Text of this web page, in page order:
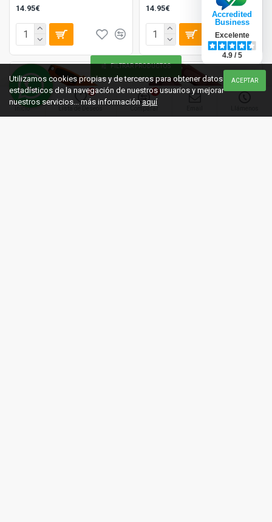
14.95€ 14.95€
Inicio
0
Comparar
0
ACEPTAR
Utilizamos cookies propias y de terceros para obtener datos
estadísticos de la navegación de nuestros usuarios y mejorar
nuestros servicios... más información aquí
Accredited
Business
Excelente
4.9 / 5
FILTRAR PRODUCTOS